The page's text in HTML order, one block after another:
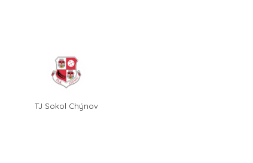
TJ Sokol Chýnov